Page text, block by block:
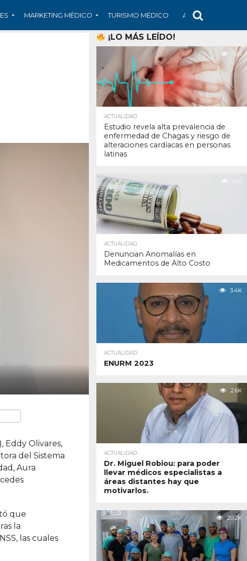
MARKETING MÉDICO TURISMO MÉDICO ARS
Eddy Olivares,
del Sistema
Aura
que
la
las cuales
¡LO MÁS LEÍDO!
1.6K
ACTUALIDAD
Estudio revela alta prevalencia de
enfermedad de Chagas y riesgo de
alteraciones cardíacas en personas
latinas
1.6K
ACTUALIDAD
Denuncian Anomalías en
Medicamentos de Alto Costo
3.4K
ACTUALIDAD
ENURM 2023
2.6K
ACTUALIDAD
Dr. Miguel Robiou: para poder
llevar médicos especialistas a
áreas distantes hay que
motivarlos.
20.2K